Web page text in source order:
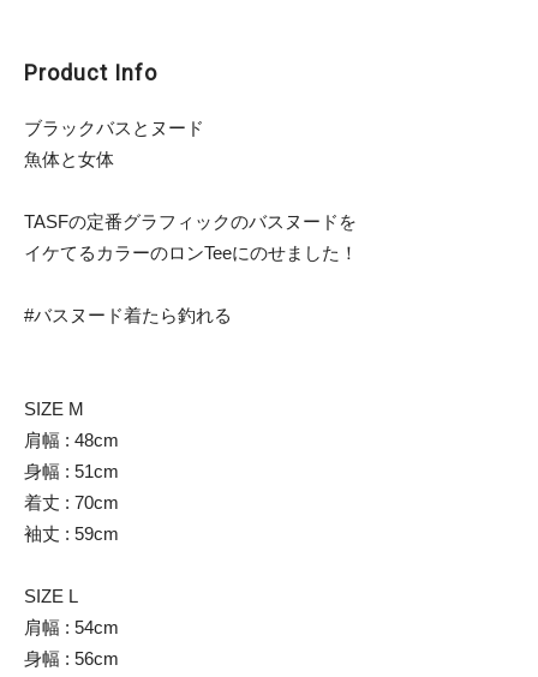
Product Info
ブラックバスとヌード
魚体と女体
TASFの定番グラフィックのバスヌードを
イケてるカラーのロンTeeにのせました！
#バスヌード着たら釣れる
SIZE M
肩幅 : 48cm
身幅 : 51cm
着丈 : 70cm
袖丈 : 59cm
SIZE L
肩幅 : 54cm
身幅 : 56cm